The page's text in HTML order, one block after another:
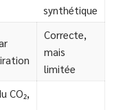
synthétique
Correcte,
mais
limitée
CO₂,